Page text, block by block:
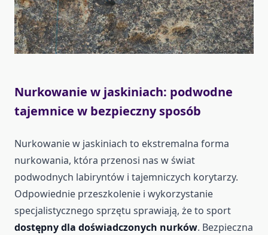
Nurkowanie w jaskiniach: podwodne
tajemnice w bezpieczny sposób
Nurkowanie w jaskiniach to ekstremalna forma
nurkowania, która przenosi nas w świat
podwodnych labiryntów i tajemniczych korytarzy.
Odpowiednie przeszkolenie i wykorzystanie
specjalistycznego sprzętu sprawiają, że to sport
dostępny dla doświadczonych nurków. Bezpieczna